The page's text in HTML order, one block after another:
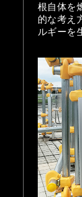
根自体を
的な考え
ルギーを